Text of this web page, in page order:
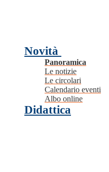
Novità
Panoramica
Le notizie
Le circolari
Calendario eventi
Albo online
Didattica